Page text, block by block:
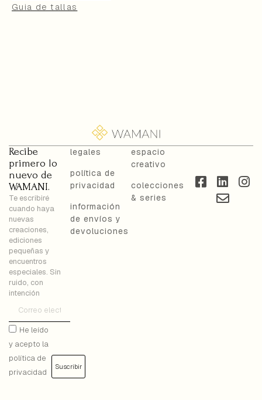
Guia de tallas
Recibe
primero lo
nuevo de
WAMANI.
Te escribiré
cuando haya
nuevas
creaciones,
ediciones
pequeñas y
encuentros
especiales. Sin
ruido, con
intención
He leído
y acepto la
política de
privacidad
Suscribir
legales
política de
privacidad
información
de envíos y
devoluciones
espacio
creativo
colecciones
& series